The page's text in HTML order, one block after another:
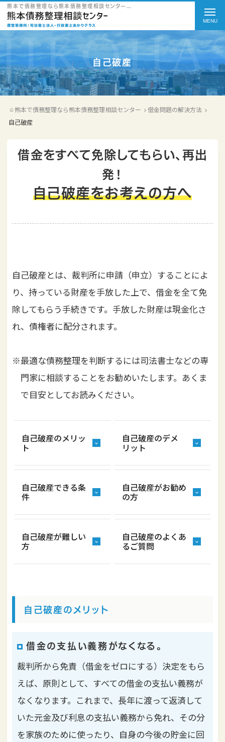
熊本で債務整理なら熊本債務整理相談センターの自己破産をご紹介
自己破産
熊本で債務整理なら熊本債務整理相談センター
借金問題の解決方法
自己破産
借金をすべて免除してもらい、再出
発！
自己破産をお考えの方へ
自己破産とは、裁判所に申請（申立）することによ
り、持っている財産を手放した上で、借金を全て免
除してもらう手続きです。手放した財産は現金化さ
れ、債権者に配分されます。
※最適な債務整理を判断するには司法書士などの専
門家に相談することをお勧めいたします。あくま
で目安としてお読みください。
自己破産のメリッ
ト
自己破産のデメ
リット
自己破産できる条
件
自己破産がお勧め
の方
自己破産が難しい
方
自己破産のよくあ
るご質問
自己破産のメリット
借金の支払い義務がなくなる。
裁判所から免責（借金をゼロにする）決定をもら
えば、原則として、すべての借金の支払い義務が
なくなります。これまで、長年に渡って返済して
いた元金及び利息の支払い義務から免れ、その分
を家族のために使ったり、自身の今後の貯金に回
t
o
g
g
l
e